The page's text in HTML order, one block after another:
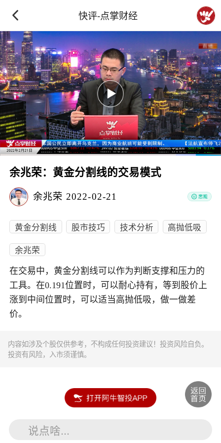
快评-点掌财经
余兆荣：黄金分割线的交易模式
余兆荣 2022-02-21
黄金分割线 股市技巧 技术分析
高抛低吸
余兆荣
在交易中，黄金分割线可以作为判断支撑和压力的
工具。在0.191位置时，可以耐心持有，等到股价上
涨到中间位置时，可以适当高抛低吸，做一做差
价。
内容如涉及个股仅供参考，不构成任何投资建议！投资风险自负。
投资有风险，入市须谨慎。
说点啥...